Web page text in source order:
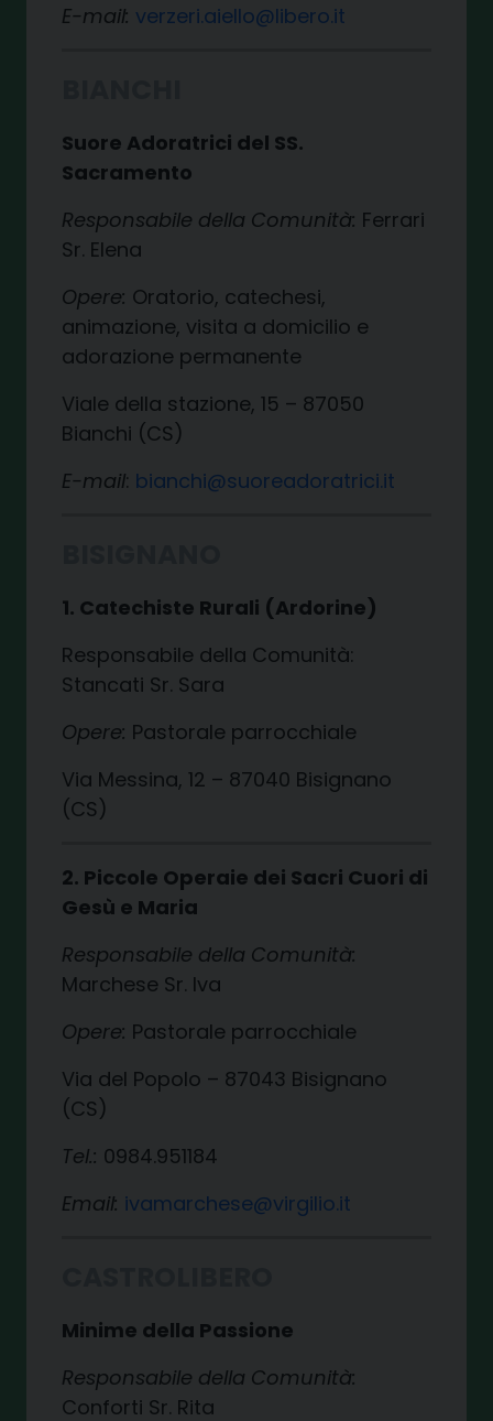
E-mail: verzeri.aiello@libero.it
Suore Adoratrici del SS.
Sacramento
Responsabile della Comunità: Ferrari
Sr. Elena
Opere: Oratorio, catechesi,
animazione, visita a domicilio e
adorazione permanente
Viale della stazione, 15 – 87050
Bianchi (CS)
E-mail: bianchi@suoreadoratrici.it
1. Catechiste Rurali (Ardorine)
Responsabile della Comunità:
Stancati Sr. Sara
Opere: Pastorale parrocchiale
Via Messina, 12 – 87040 Bisignano
(CS)
2. Piccole Operaie dei Sacri Cuori di
Gesù e Maria
Responsabile della Comunità:
Marchese Sr. Iva
Opere: Pastorale parrocchiale
Via del Popolo – 87043 Bisignano
(CS)
Tel.: 0984.951184
Email: ivamarchese@virgilio.it
Minime della Passione
Responsabile della Comunità:
Conforti Sr. Rita